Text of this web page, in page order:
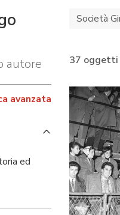
avanzata
ed
Società
37 oggetti